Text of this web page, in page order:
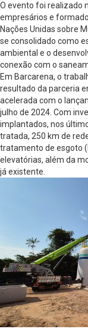
O evento foi realizado
empresários e
Nações Unidas sobre
se consolidado como
ambiental e o
conexão com o
Em Barcarena, o
resultado da parceria
acelerada com o
julho de 2024. Com
implantados, nos
tratada, 250 km de
tratamento de esgoto
elevatórias, além da
já existente.